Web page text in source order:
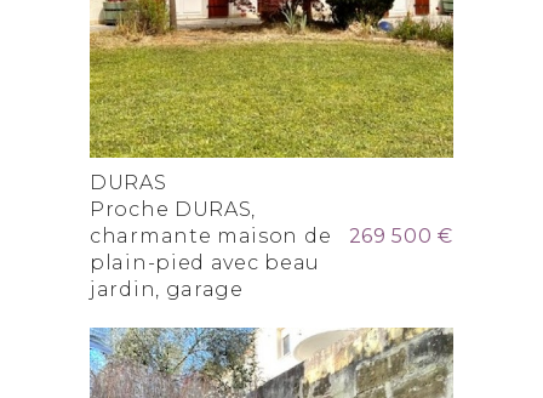
DURAS
Proche DURAS,
charmante maison de
plain-pied avec beau
jardin, garage
269 500 €